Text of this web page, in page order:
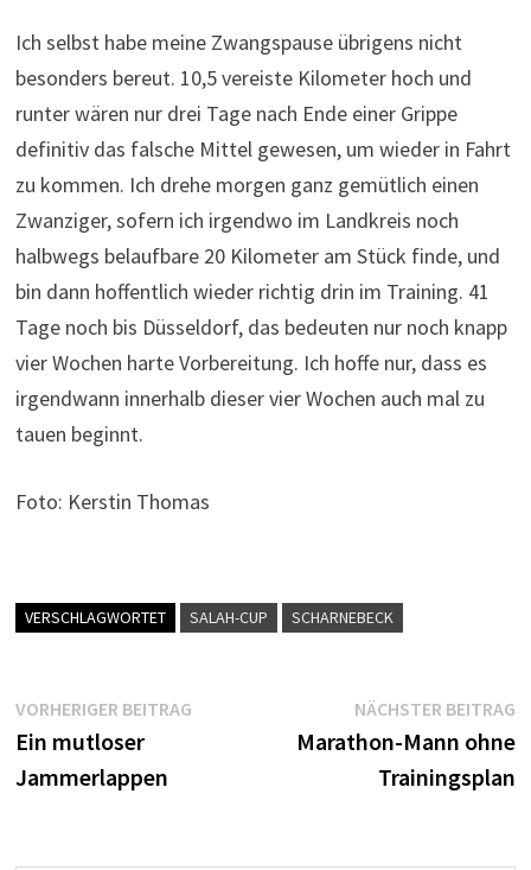
Ich selbst habe meine Zwangspause übrigens nicht
besonders bereut. 10,5 vereiste Kilometer hoch und
runter wären nur drei Tage nach Ende einer Grippe
definitiv das falsche Mittel gewesen, um wieder in Fahrt
zu kommen. Ich drehe morgen ganz gemütlich einen
Zwanziger, sofern ich irgendwo im Landkreis noch
halbwegs belaufbare 20 Kilometer am Stück finde, und
bin dann hoffentlich wieder richtig drin im Training. 41
Tage noch bis Düsseldorf, das bedeuten nur noch knapp
vier Wochen harte Vorbereitung. Ich hoffe nur, dass es
irgendwann innerhalb dieser vier Wochen auch mal zu
tauen beginnt.
Foto: Kerstin Thomas
VERSCHLAGWORTET SALAH-CUP SCHARNEBECK
Beitragsnavigation
VORHERIGER BEITRAGVorheriger
Ein mutloser
Jammerlappen
NÄCHSTER BEITRAG
Marathon-Mann ohne
Trainingsplan